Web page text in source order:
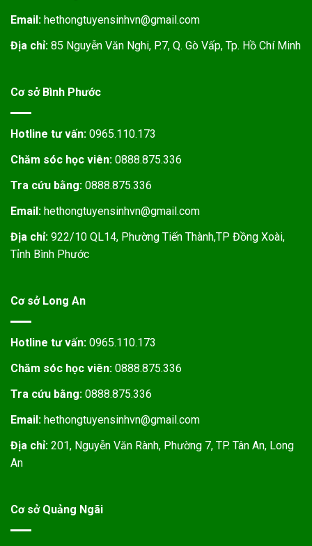
Email: hethongtuyensinhvn@gmail.com
Địa chỉ: 85 Nguyễn Văn Nghi, P.7, Q. Gò Vấp, Tp. Hồ Chí Minh
Cơ sở Bình Phước
Hotline tư vấn: 0965.110.173
Chăm sóc học viên: 0888.875.336
Tra cứu bằng: 0888.875.336
Email: hethongtuyensinhvn@gmail.com
Địa chỉ: 922/10 QL14, Phường Tiến Thành,TP Đồng Xoài,
Tỉnh Bình Phước
Cơ sở Long An
Hotline tư vấn: 0965.110.173
Chăm sóc học viên: 0888.875.336
Tra cứu bằng: 0888.875.336
Email: hethongtuyensinhvn@gmail.com
Địa chỉ: 201, Nguyễn Văn Rành, Phường 7, TP. Tân An, Long
An
Cơ sở Quảng Ngãi